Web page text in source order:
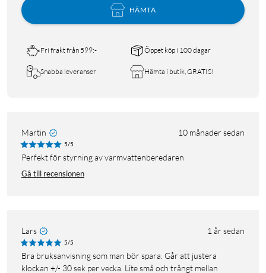
HÄMTA
Fri frakt från 599:- Öppet köp i 100 dagar
Snabba leveranser Hämta i butik, GRATIS!
Martin 10 månader sedan
5/5
perfekt för styrning av varmvattenberedaren
Gå till recensionen
Lars 1 år sedan
5/5
Bra bruksanvisning som man bör spara. Går att justera
klockan +/- 30 sek per vecka. Lite små och trångt mellan